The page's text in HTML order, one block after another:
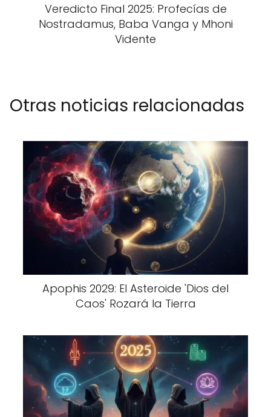
Veredicto Final 2025: Profecías de
Nostradamus, Baba Vanga y Mhoni
Vidente
Otras noticias relacionadas
Apophis 2029: El Asteroide 'Dios del
Caos' Rozará la Tierra